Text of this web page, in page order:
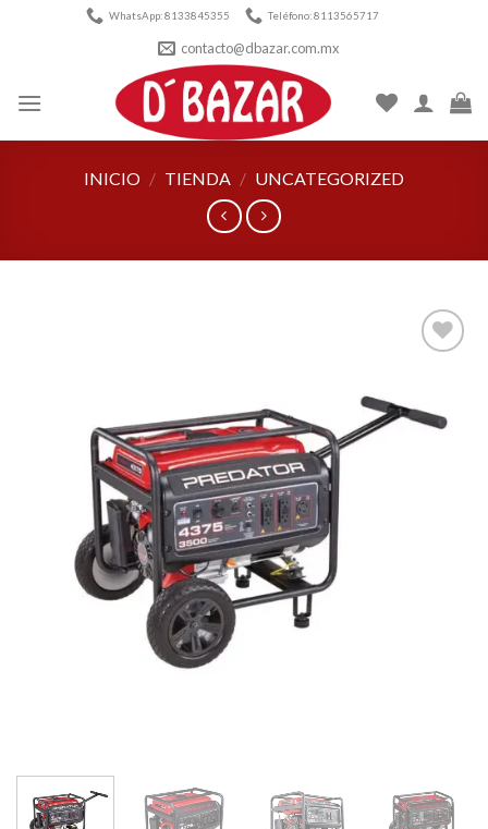
WhatsApp: 8133845355 Teléfono: 8113565717
contacto@dbazar.com.mx
INICIO / TIENDA / UNCATEGORIZED
lista de
deseos